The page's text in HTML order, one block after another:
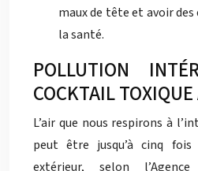
maux de tête et avoir
la santé.
POLLUTION
COCKTAIL
L’air que nous respirons à
peut être jusqu’à cinq
extérieur, selon